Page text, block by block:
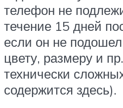
телефон не
течение 15 дней
если он не
цвету, размеру и
технически
содержится здесь).